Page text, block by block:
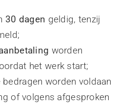
30 dagen geldig, tenzij
worden
het werk start;
bedragen worden voldaan
of volgens afgesproken